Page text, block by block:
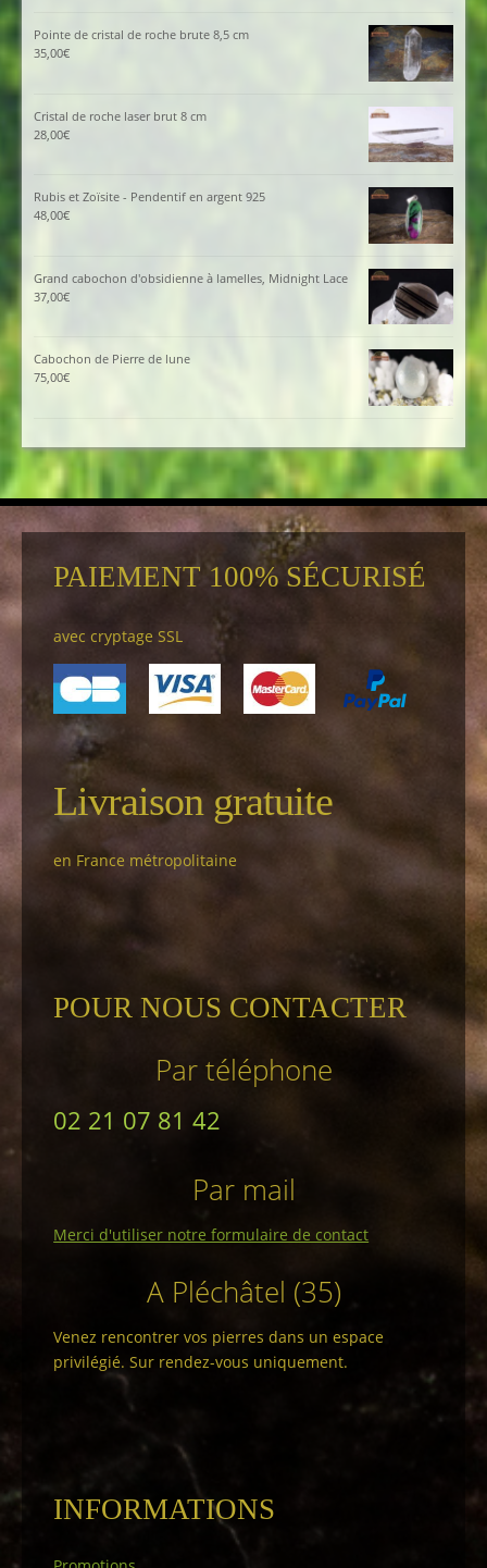
Pointe de cristal de roche brute 8,5 cm
35,00€
Cristal de roche laser brut 8 cm
28,00€
Rubis et Zoïsite - Pendentif en argent 925
48,00€
Grand cabochon d'obsidienne à lamelles, Midnight Lace
37,00€
Cabochon de Pierre de lune
75,00€
PAIEMENT 100% SÉCURISÉ
avec cryptage SSL
Livraison gratuite
en France métropolitaine
POUR NOUS CONTACTER
Par téléphone
02 21 07 81 42
Par mail
Merci d'utiliser notre formulaire de contact
A Pléchâtel (35)
Venez rencontrer vos pierres dans un espace
privilégié. Sur rendez-vous uniquement.
INFORMATIONS